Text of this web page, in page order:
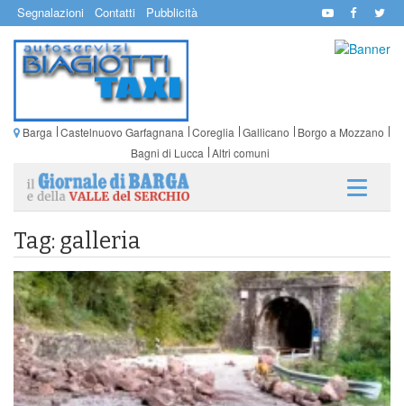
Segnalazioni Contatti Pubblicità
Barga Castelnuovo Garfagnana Coreglia Gallicano
Borgo a Mozzano
Bagni di Lucca Altri comuni
Tag: galleria